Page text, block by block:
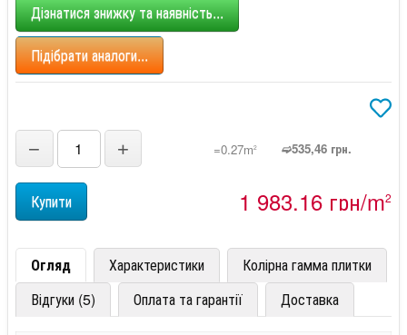
Дізнатися знижку та наявність...
Підібрати аналоги...
− + =0.27m2 ➫535,46 грн.
1 983,16 грн/m2
Огляд Характеристики
Колірна гамма плитки
Відгуки (5)
Оплата та гарантії Доставка